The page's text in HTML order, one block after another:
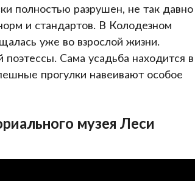
полностью разрушен, не так давно
и стандартов. В Колодезном
уже во взрослой жизни.
Сама усадьба находится в
прогулки навеивают особое
музея Леси